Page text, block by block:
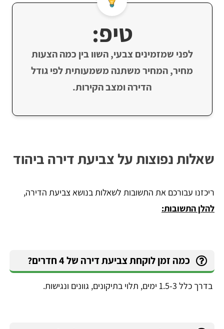
טיפ:
לפני שמזמינים צבעי, השוו בין כמה הצעות
מחיר, המחיר משתנה משמעותית לפי גודל
הדירה ומצב הקירות.
שאלות נפוצות על צביעת דירה ביהוד
ריכזנו עבורכם את התשובות לשאלות בנושא צביעת הדירה,
להלן התשובות:
כמה זמן לוקחת צביעת דירה של 4 חדרים?
בדרך כלל 1.5-3 ימים, תלוי בתיקונים, גוונים ונגישות.